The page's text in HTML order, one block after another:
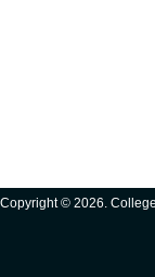
Copyright © 2026.